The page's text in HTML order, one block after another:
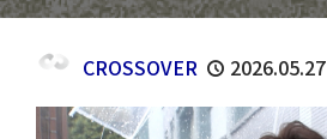
CROSSOVER 2026.05.27